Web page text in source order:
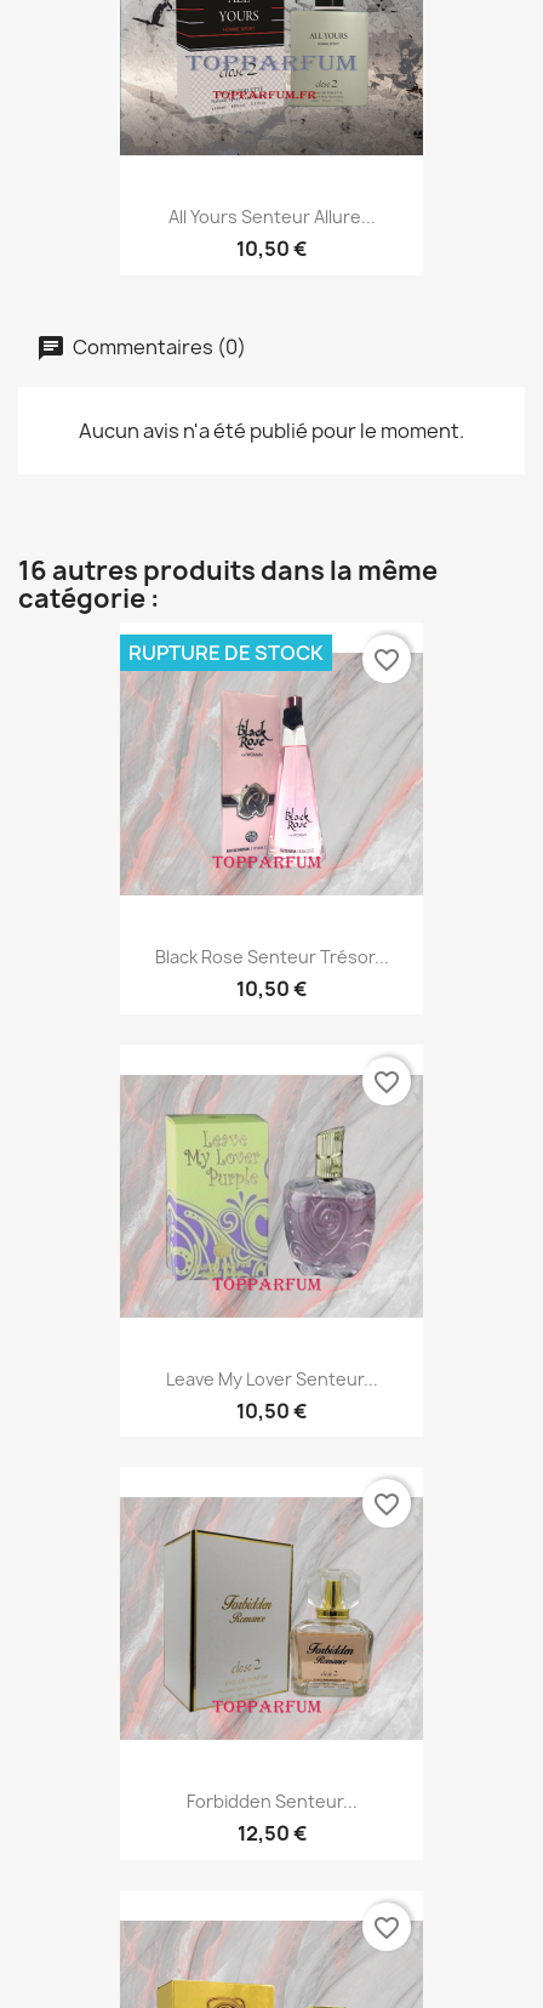
All Yours Senteur Allure...
10,50 €
Commentaires (0)
Aucun avis n'a été publié pour le moment.
16 autres produits dans la même
catégorie :
Black Rose Senteur Trésor...
10,50 €
RUPTURE DE STOCK favorite_border
Leave My Lover Senteur...
10,50 €
favorite_border
Forbidden Senteur...
12,50 €
favorite_border
favorite_border